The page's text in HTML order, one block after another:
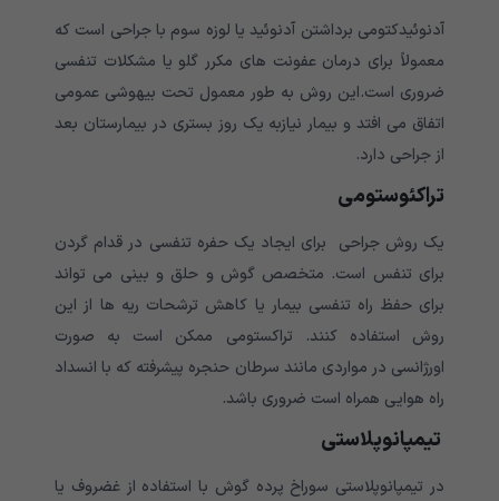
آدنوئیدکتومی برداشتن آدنوئید یا لوزه سوم با جراحی است که
معمولاً برای درمان عفونت های مکرر گلو یا مشکلات تنفسی
ضروری است.این روش به طور معمول تحت بیهوشی عمومی
اتفاق می افتد و بیمار نیازبه یک روز بستری در بیمارستان بعد
از جراحی دارد.
تراکئوستومی
یک روش جراحی برای ایجاد یک حفره تنفسی در قدام گردن
برای تنفس است. متخصص گوش و حلق و بینی می تواند
برای حفظ راه تنفسی بیمار یا کاهش ترشحات ریه ها از این
روش استفاده کنند. تراکستومی ممکن است به صورت
اورژانسی در مواردی مانند سرطان حنجره پیشرفته که با انسداد
راه هوایی همراه است ضروری باشد.
تیمپانوپلاستی
در تیمپانوپلاستی سوراخ پرده گوش با استفاده از غضروف یا